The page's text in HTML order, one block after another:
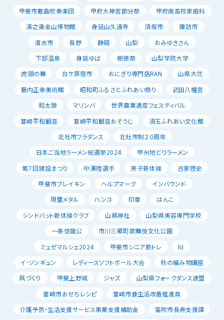
甲斐市敷島吹奏楽団
甲府大神宮節分祭
甲府南高校家庭科
湯之奥金山博物館
身延山久遠寺 須坂市
諏訪市
清水市
長野 静岡 山梨
おみゆきさん
下部温泉
身延ゆば 樹徳祭
山梨学院大学
虎頭の舞
台ケ原宿市 おにぎり専門店RAN
山県大弐
薮内正幸美術館
昭和町ふるさとふれあい祭り
武田八幡宮
和太鼓
マリンバ
世界農業遺産フェスティバル
韮崎平和観音
韮崎平和観音おそうじ
須玉ふれあい文化館
北杜市フラダンス
北杜市制２０周年
日本ご当地ラーメン総選挙2024
甲州地どりラーメン
第７回建設まつり
中澤陸選手 男子新体操
古家啓史
甲斐市ブレイキン
ヘルプマーク
インバウンド
現璽メタル
ハンコ 印章
はんこ
シンドバット新体操クラブ
山県神社
山梨県美容専門学校
一条信龍公
市川三郷町歌舞伎文化公園
ミュゼマルシェ2024
甲斐市シニア筋トレ
IU
イ･ソンギュン
レディースソフトボール大会
秋の編み物講座
凧づくり
甲斐上野城 ジャズ
山梨県フォークダンス連盟
韮崎市おせちレシピ
韮崎市食生活改善推進員
介護予防・生活支援サービス事業支援補助金
笛吹市長寿支援課